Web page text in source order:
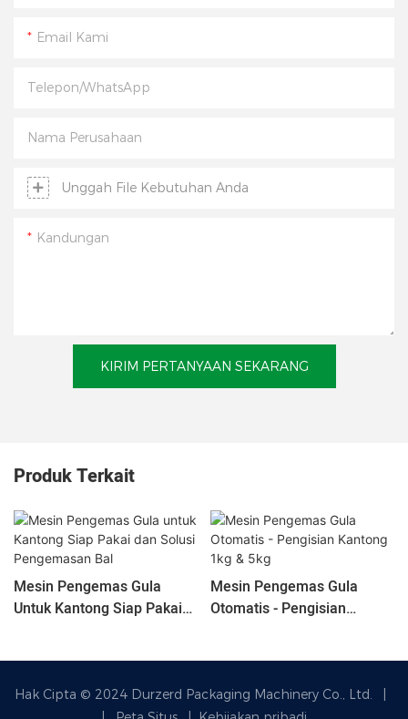
Email Kami
Telepon/WhatsApp
Nama Perusahaan
Unggah File Kebutuhan Anda
Kandungan
KIRIM PERTANYAAN SEKARANG
Produk Terkait
Mesin Pengemas Gula
Untuk Kantong Siap Pakai
Mesin Pengemas Gula
Otomatis - Pengisian
Hak Cipta © 2024 Durzerd Packaging Machinery Co., Ltd.